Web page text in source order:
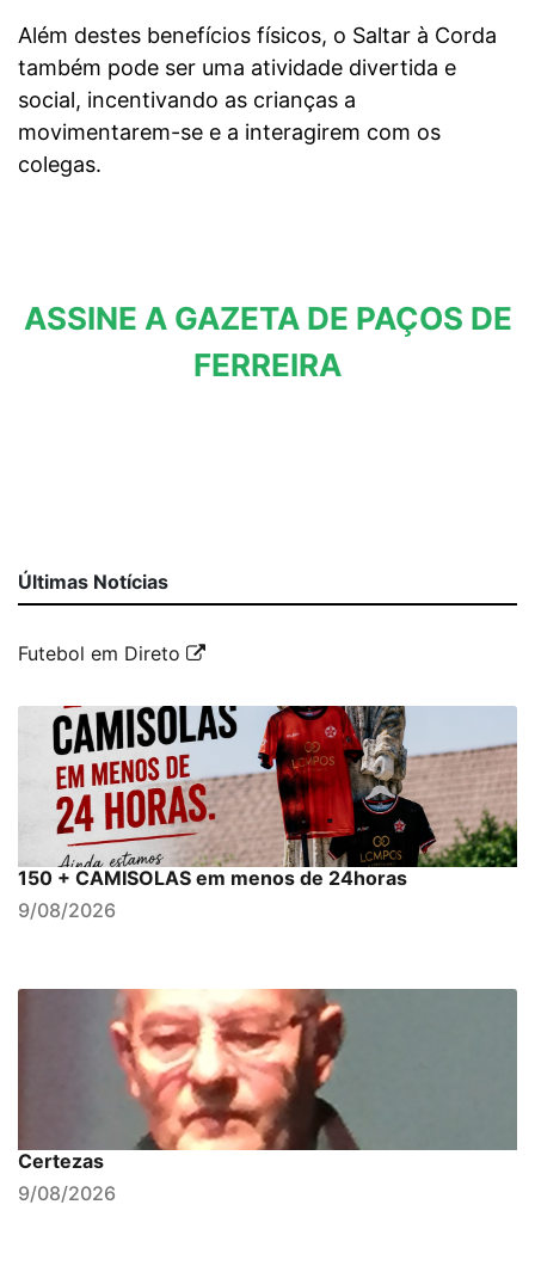
Além destes benefícios físicos, o Saltar à Corda
também pode ser uma atividade divertida e
social, incentivando as crianças a
movimentarem-se e a interagirem com os
colegas.
ASSINE A GAZETA DE PAÇOS DE
FERREIRA
Últimas Notícias
Futebol em Direto
150 + CAMISOLAS em menos de 24horas
9/08/2026
Certezas
9/08/2026